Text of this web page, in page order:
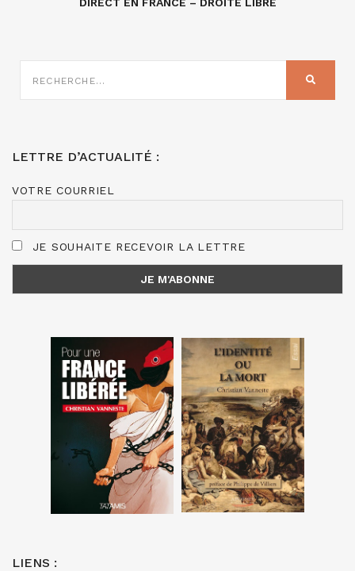
SUR
LETTRE D’ACTUALITÉ :
VOTRE COURRIEL
JE SOUHAITE RECEVOIR LA LETTRE
LIENS :